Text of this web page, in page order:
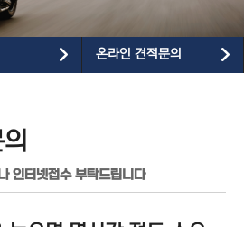
온라인 견적문의
인터넷접수 부탁드립니다